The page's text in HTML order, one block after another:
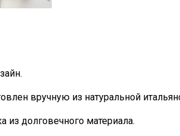
вручную из натуральной
из долговечного материала.